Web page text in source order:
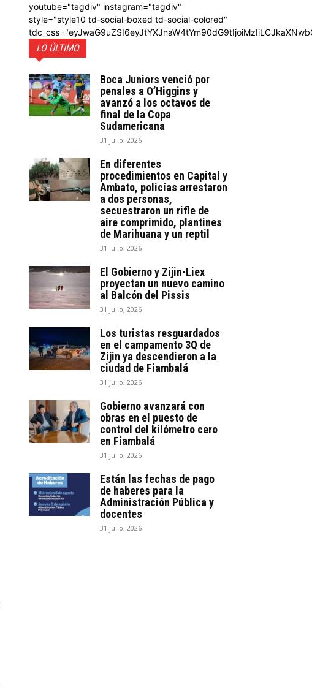
youtube="tagdiv" instagram="tagdiv"
style="style10 td-social-boxed td-social-colored"
LO ÚLTIMO
Boca Juniors venció por
penales a O’Higgins y
avanzó a los octavos de
final de la Copa
Sudamericana
31 julio, 2026
En diferentes
procedimientos en Capital y
Ambato, policías arrestaron
a dos personas,
secuestraron un rifle de
aire comprimido, plantines
de Marihuana y un reptil
31 julio, 2026
El Gobierno y Zijin-Liex
proyectan un nuevo camino
al Balcón del Pissis
31 julio, 2026
Los turistas resguardados
en el campamento 3Q de
Zijin ya descendieron a la
ciudad de Fiambalá
31 julio, 2026
Gobierno avanzará con
obras en el puesto de
control del kilómetro cero
en Fiambalá
31 julio, 2026
Están las fechas de pago
de haberes para la
Administración Pública y
docentes
31 julio, 2026